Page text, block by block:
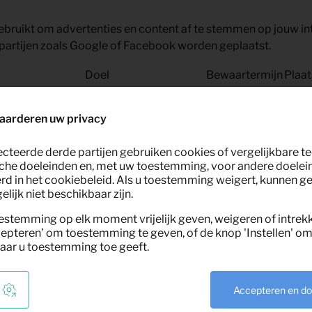
om advertenties en content af te stemmen op jouw
zoals Google of Facebook worden geplaatst.
Doel Bewaartermijn
je toestemming en
website krijg je eencookiebanner
waarin je jouw
kiest welke cookies je toestaat.
cookies worden geplaatst.
uw privacy
derde partijen gebruiken cookies of vergelijkbare
doeleinden en, met uw toestemming, voor andere
in het cookiebeleid. Als u toestemming weigert, kunnen
niet beschikbaar zijn.
op elk moment vrijelijk geven, weigeren of
om toestemming te geven, of de knop 'Instellen'
u toestemming toe geeft.
Accepteren en